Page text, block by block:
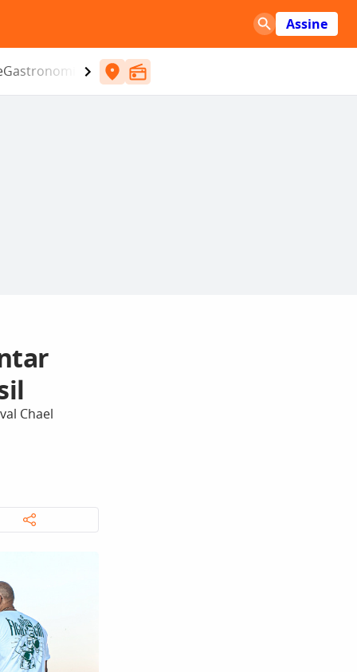
Assine
Gastronomia Entretenimento
Chael